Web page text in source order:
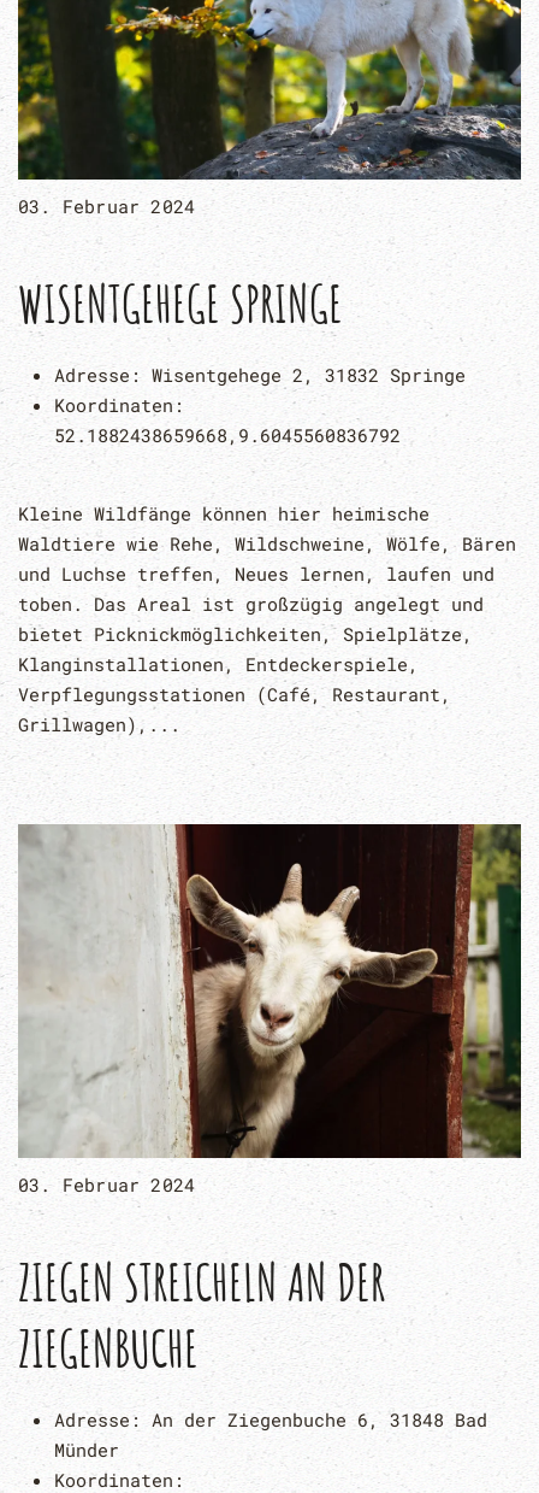
03. Februar 2024
WISENTGEHEGE SPRINGE
Adresse: Wisentgehege 2, 31832 Springe
Koordinaten:
52.1882438659668,9.6045560836792
Kleine Wildfänge können hier heimische
Waldtiere wie Rehe, Wildschweine, Wölfe, Bären
und Luchse treffen, Neues lernen, laufen und
toben. Das Areal ist großzügig angelegt und
bietet Picknickmöglichkeiten, Spielplätze,
Klanginstallationen, Entdeckerspiele,
Verpflegungsstationen (Café, Restaurant,
Grillwagen),...
03. Februar 2024
ZIEGEN STREICHELN AN DER
ZIEGENBUCHE
Adresse: An der Ziegenbuche 6, 31848 Bad
Münder
Koordinaten: